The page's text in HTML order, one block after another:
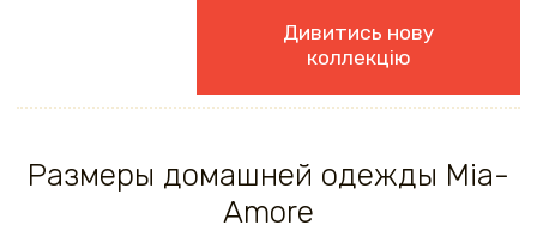
Дивитись нову
коллекцію
Размеры домашней одежды Mia-
Amore